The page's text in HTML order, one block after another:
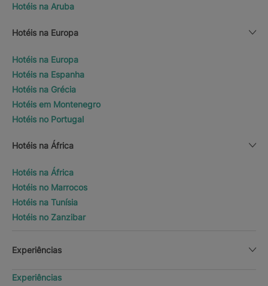
Hotéis na Aruba
Hotéis na Europa
Hotéis na Europa
Hotéis na Espanha
Hotéis na Grécia
Hotéis em Montenegro
Hotéis no Portugal
Hotéis na África
Hotéis na África
Hotéis no Marrocos
Hotéis na Tunísia
Hotéis no Zanzibar
Experiências
Experiências